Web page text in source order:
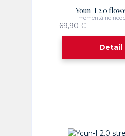
Youn-I 2.0
69,90 €
momentálne
Detail